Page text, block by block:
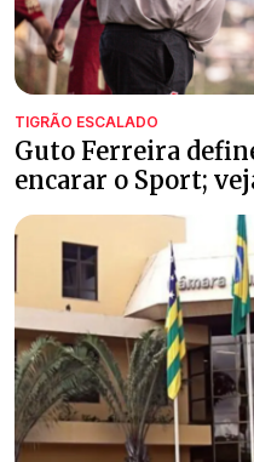
TIGRÃO ESCALADO
Guto Ferreira
encarar o Sport;